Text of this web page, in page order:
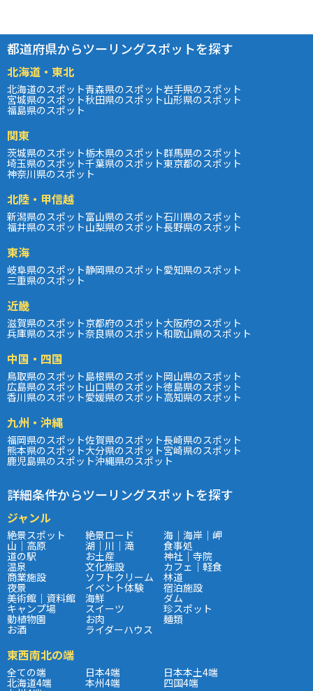
都道府県からツーリングスポットを探す
北海道・東北
北海道のスポット青森県のスポット岩手県のスポット
宮城県のスポット秋田県のスポット山形県のスポット
福島県のスポット
関東
茨城県のスポット栃木県のスポット群馬県のスポット
埼玉県のスポット千葉県のスポット東京都のスポット
神奈川県のスポット
北陸・甲信越
新潟県のスポット富山県のスポット石川県のスポット
福井県のスポット山梨県のスポット長野県のスポット
東海
岐阜県のスポット静岡県のスポット愛知県のスポット
三重県のスポット
近畿
滋賀県のスポット京都府のスポット大阪府のスポット
兵庫県のスポット奈良県のスポット和歌山県のスポット
中国・四国
鳥取県のスポット島根県のスポット岡山県のスポット
広島県のスポット山口県のスポット徳島県のスポット
香川県のスポット愛媛県のスポット高知県のスポット
九州・沖縄
福岡県のスポット佐賀県のスポット長崎県のスポット
熊本県のスポット大分県のスポット宮崎県のスポット
鹿児島県のスポット沖縄県のスポット
詳細条件からツーリングスポットを探す
ジャンル
絶景スポット 絶景ロード 海｜海岸｜岬
山｜高原 湖｜川｜滝 食事処
道の駅 お土産 神社｜寺院
温泉 文化施設 カフェ｜軽食
商業施設 ソフトクリーム 林道
夜景 イベント体験 宿泊施設
美術館｜資料館 海鮮 ダム
キャンプ場 スイーツ 珍スポット
動植物園 お肉 麺類
お酒 ライダーハウス
東西南北の端
全ての端 日本4端 日本本土4端
北海道4端 本州4端 四国4端